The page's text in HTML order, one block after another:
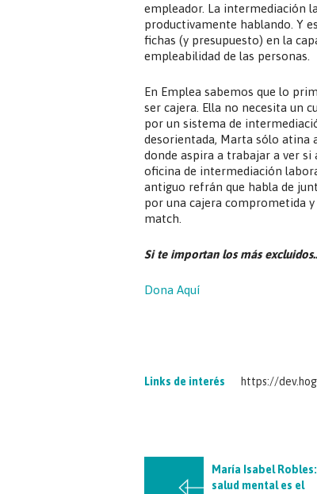
empleador. La intermediación
productivamente hablando. Y
fichas (y presupuesto) en la
empleabilidad de las personas.
En Emplea sabemos que lo
ser cajera. Ella no necesita un
por un sistema de
desorientada, Marta sólo atina
donde aspira a trabajar a ver si
oficina de intermediación
antiguo refrán que habla de
por una cajera comprometida
match.
Si te importan los más
Dona Aquí
Links de interés https://
María Isabel Robles:
salud mental es el